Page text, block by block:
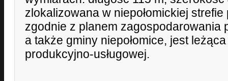
zlokalizowana w niepołomickiej strefie
zgodnie z planem zagospodarowania
a także gminy niepołomice, jest
produkcyjno-usługowej.